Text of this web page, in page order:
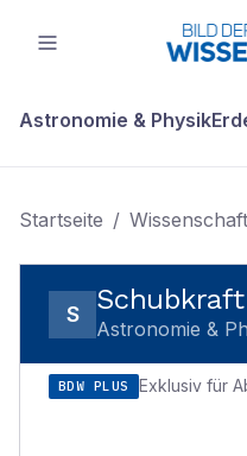
Astronomie & Physik
Startseite /
S Schubkraft
Astronomie &
BDW PLUS Exklusiv für